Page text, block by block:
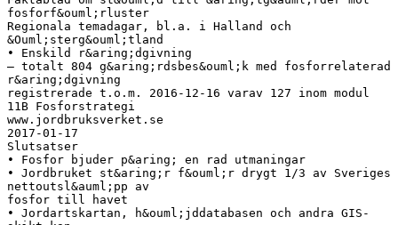
fosforf&ouml;rluster
Regionala temadagar, bl.a. i Halland och
&Ouml;sterg&ouml;tland
• Enskild r&aring;dgivning
– totalt 804 g&aring;rdsbes&ouml;k med fosforrelaterad
r&aring;dgivning
registrerade t.o.m. 2016-12-16 varav 127 inom modul
11B Fosforstrategi
www.jordbruksverket.se
2017-01-17
Slutsatser
• Fosfor bjuder p&aring; en rad utmaningar
• Jordbruket st&aring;r f&ouml;r drygt 1/3 av Sveriges
nettoutsl&auml;pp av
fosfor till havet
• Jordartskartan, h&ouml;jddatabasen och andra GIS-